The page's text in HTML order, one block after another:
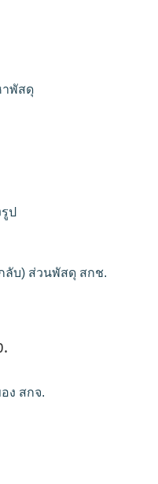
าพัสดุ
ป
ลับ) ส่วนพัสดุ สกช.
ง สกจ.